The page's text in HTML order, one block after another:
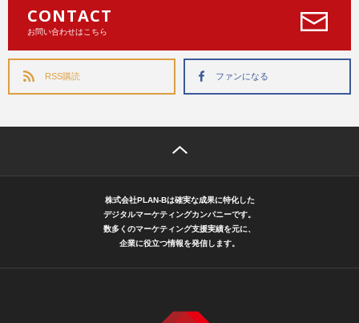
CONTACT
お問い合わせはこちら
RSS購読 ファンになる
株式会社PLAN-Bは確実な成果に特化した
デジタルマーケティングカンパニーです。
数多くのマーケティング支援実績を元に、
企業に役立つ情報を発信します。